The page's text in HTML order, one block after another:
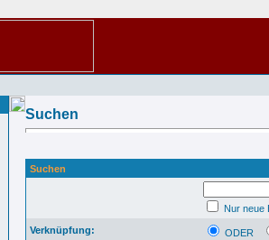
Suchen
Suchen
Nur neue
Verknüpfung:
ODER